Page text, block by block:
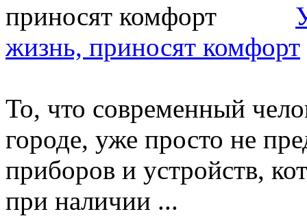
жизнь, приносят комфорт
То, что современный
городе, уже просто не
приборов и устройств,
при наличии ...